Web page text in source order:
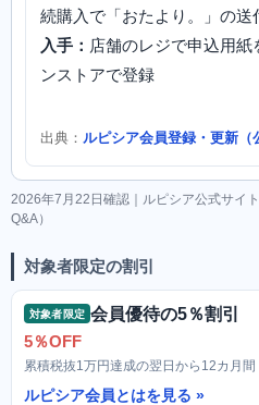
続購入で「おたより。」の送
入手： 店舗のレジで申込用紙
ンストアで登録
出典： ルピシア会員登録・更新（
2026年7月22日確認｜ルピシア公式サイ
Q&A）
対象者限定の割引
対象者限定 会員優待の5％割引
5％OFF
累積税抜1万円達成の翌日から12カ月間
ルピシア会員とはを見る